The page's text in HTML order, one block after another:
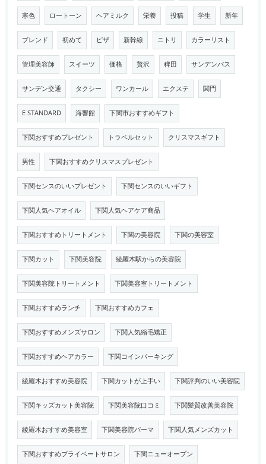
寒色 ロートーン ヘアミルク 栄養 投稿 学生 新年
ブレンド 初めて ピザ 新幹線 ニトリ カラーリスト
管理美容師 スイーツ 価格 贅沢 稗田 サンデンバス
サンデン交通 タクシー ワンカール エクステ 関門
E STANDARD 海響館 下関市おすすめギフト
下関おすすめプレゼント トラベルセット クリスマスギフト
男性 下関おすすめクリスマスプレゼント
下関センスのいいプレゼント 下関センスのいいギフト
下関人気ヘアオイル 下関人気ヘアケア商品
下関おすすめトリートメント 下関の美容院 下関の美容室
下関カット 下関美容院 綾羅木駅からの美容院
下関美容院トリートメント 下関美容室トリートメント
下関おすすめランチ 下関おすすめカフェ
下関おすすめメンズサロン 下関人気縮毛矯正
下関おすすめヘアカラー 下関コインパーキング
綾羅木おすすめ美容院 下関カットが上手い 下関評判のいい美容院
下関キッズカット美容院 下関美容院口コミ 下関髪質改善美容院
綾羅木おすすめ美容室 下関美容院パーマ 下関人気メンズカット
下関おすすめプライベートサロン 下関ニューオープン